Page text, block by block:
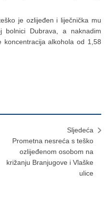
je ozlijeđen i liječnička mu
bolnici Dubrava, a naknadim
koncentracija alkohola od 1,58
Sljedeća
Prometna nesreća s teško
ozlijeđenom osobom na
križanju Branjugove i Vlaške
ulice